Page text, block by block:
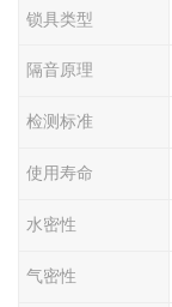
锁具类型
隔音原理
检测标准
使用寿命
水密性
气密性